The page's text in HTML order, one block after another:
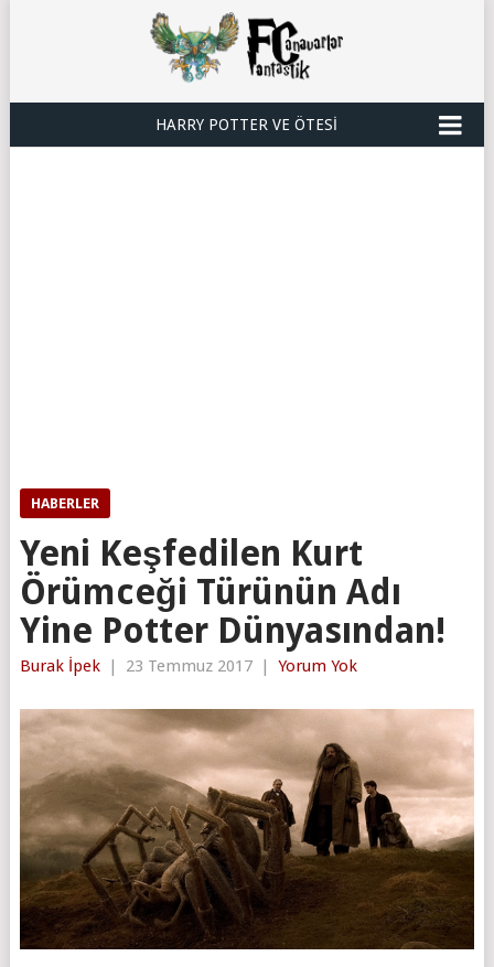
HARRY POTTER VE ÖTESI
HABERLER
Yeni Keşfedilen Kurt
Örümceği Türünün Adı
Yine Potter Dünyasından!
Burak İpek | 23 Temmuz 2017 | Yorum Yok